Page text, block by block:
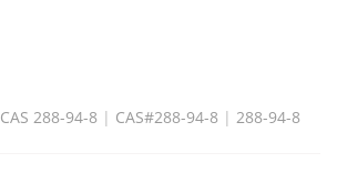
CAS 288-94-8 | CAS#288-94-8 | 288-94-8